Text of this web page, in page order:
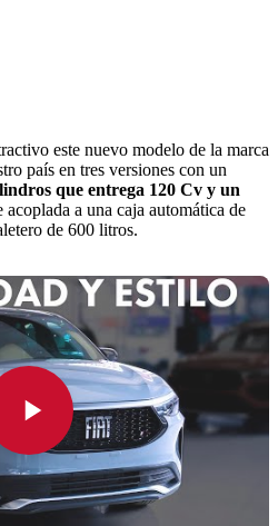
este nuevo modelo de la marca
país en tres versiones con un
que entrega 120 Cv y un
acoplada a una caja automática de
de 600 litros.